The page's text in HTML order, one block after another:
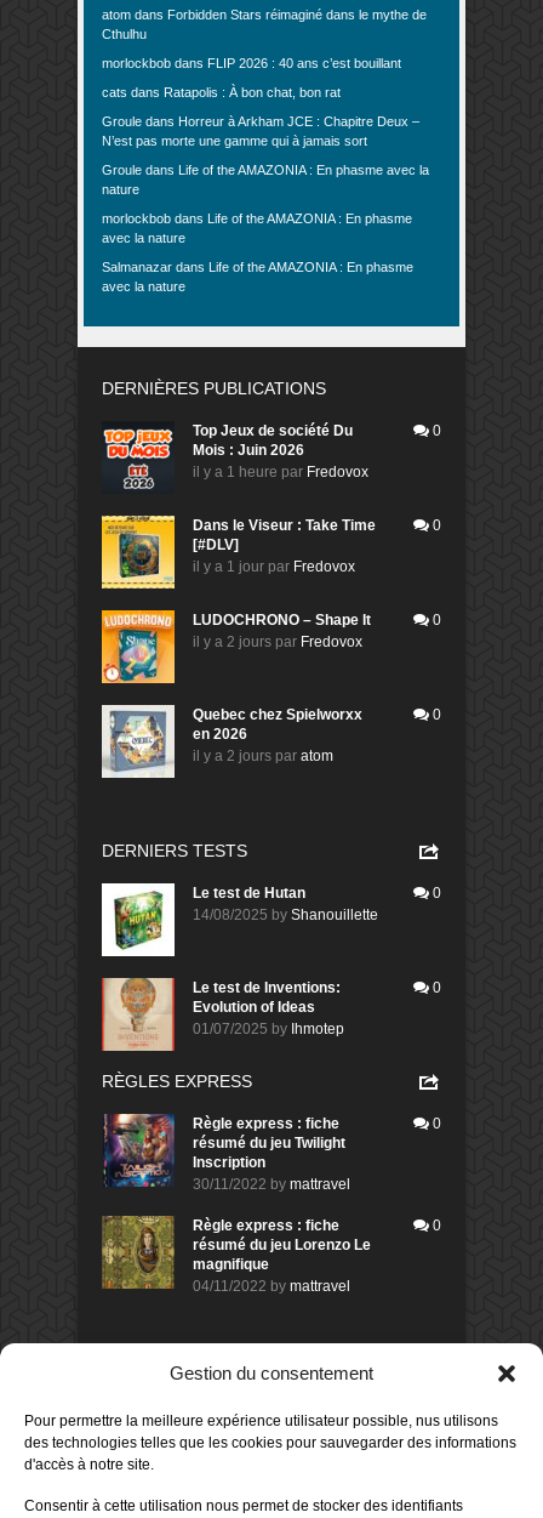
Gestion du consentement
Pour permettre la meilleure expérience utilisateur possible, nus utilisons
des technologies telles que les cookies pour sauvegarder des informations
d'accès à notre site.
Consentir à cette utilisation nous permet de stocker des identifiants
atom dans Forbidden Stars réimaginé dans le mythe de
Cthulhu
morlockbob dans FLIP 2026 : 40 ans c’est bouillant
cats dans Ratapolis : À bon chat, bon rat
Groule dans Horreur à Arkham JCE : Chapitre Deux –
N’est pas morte une gamme qui à jamais sort
Groule dans Life of the AMAZONIA : En phasme avec la
nature
morlockbob dans Life of the AMAZONIA : En phasme
avec la nature
Salmanazar dans Life of the AMAZONIA : En phasme
avec la nature
DERNIÈRES PUBLICATIONS
Top Jeux de société Du
Mois : Juin 2026
il y a 1 heure par Fredovox
0
Dans le Viseur : Take Time
[#DLV]
il y a 1 jour par Fredovox
0
LUDOCHRONO – Shape It
il y a 2 jours par Fredovox
0
Quebec chez Spielworxx
en 2026
il y a 2 jours par atom
0
DERNIERS TESTS
Le test de Hutan
14/08/2025 by Shanouillette
0
Le test de Inventions:
Evolution of Ideas
01/07/2025 by Ihmotep
0
RÈGLES EXPRESS
Règle express : fiche
résumé du jeu Twilight
Inscription
30/11/2022 by mattravel
0
Règle express : fiche
résumé du jeu Lorenzo Le
magnifique
04/11/2022 by mattravel
0
DERNIERS AVIS DES MEMBRES
Avis de morlockbob
Sur le jeu Collect!
il y a 1 jour
Avis demorlockbob 80%